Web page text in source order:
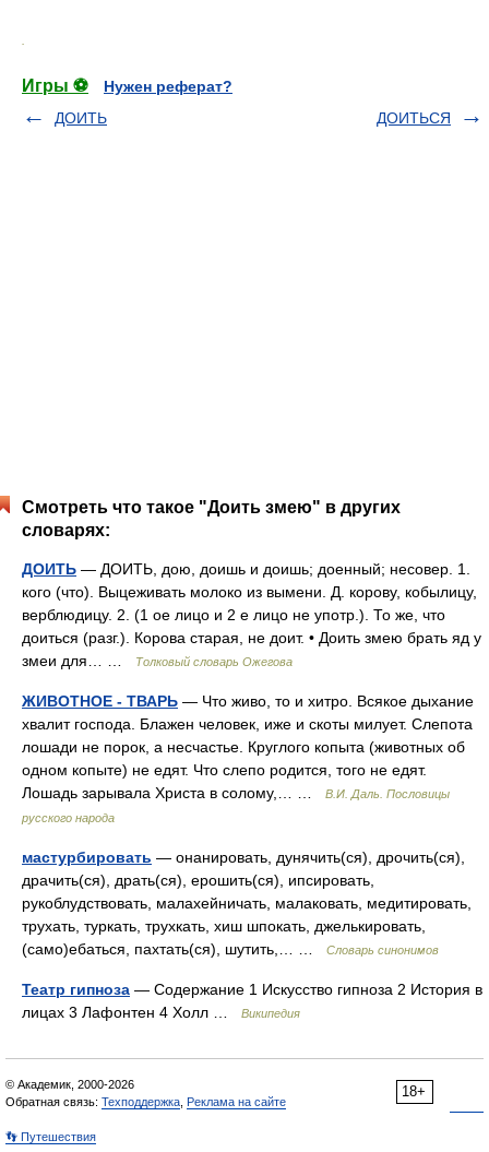
Игры ⚽
Нужен реферат?
ДОИТЬ
ДОИТЬСЯ
Смотреть что такое "Доить змею" в других
словарях:
ДОИТЬ — ДОИТЬ, дою, доишь и доишь; доенный; несовер. 1.
кого (что). Выцеживать молоко из вымени. Д. корову, кобылицу,
верблюдицу. 2. (1 ое лицо и 2 е лицо не употр.). То же, что
доиться (разг.). Корова старая, не доит. • Доить змею брать яд у
змеи для… …
Толковый словарь Ожегова
ЖИВОТНОЕ - ТВАРЬ — Что живо, то и хитро. Всякое дыхание
хвалит господа. Блажен человек, иже и скоты милует. Слепота
лошади не порок, а несчастье. Круглого копыта (животных об
одном копыте) не едят. Что слепо родится, того не едят.
Лошадь зарывала Христа в солому,… …
В.И. Даль. Пословицы
русского народа
мастурбировать — онанировать, дунячить(ся), дрочить(ся),
драчить(ся), драть(ся), ерошить(ся), ипсировать,
рукоблудствовать, малахейничать, малаковать, медитировать,
трухать, туркать, трухкать, хиш шпокать, джелькировать,
(само)ебаться, пахтать(ся), шутить,… …
Словарь синонимов
Театр гипноза — Содержание 1 Искусство гипноза 2 История в
лицах 3 Лафонтен 4 Холл …
Википедия
18+
© Академик, 2000-2026
Обратная связь: Техподдержка Реклама на сайте
👣 Путешествия